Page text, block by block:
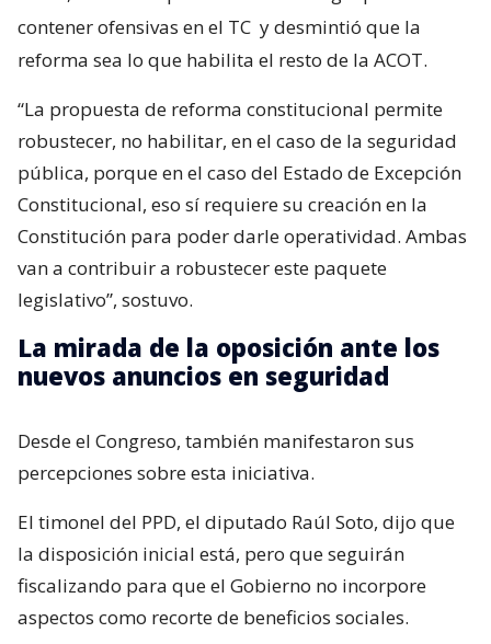
contener ofensivas en el TC y desmintió que la
reforma sea lo que habilita el resto de la ACOT.
“La propuesta de reforma constitucional permite
robustecer, no habilitar, en el caso de la seguridad
pública, porque en el caso del Estado de Excepción
Constitucional, eso sí requiere su creación en la
Constitución para poder darle operatividad. Ambas
van a contribuir a robustecer este paquete
legislativo”, sostuvo.
La mirada de la oposición ante los
nuevos anuncios en seguridad
Desde el Congreso, también manifestaron sus
percepciones sobre esta iniciativa.
El timonel del PPD, el diputado Raúl Soto, dijo que
la disposición inicial está, pero que seguirán
fiscalizando para que el Gobierno no incorpore
aspectos como recorte de beneficios sociales.